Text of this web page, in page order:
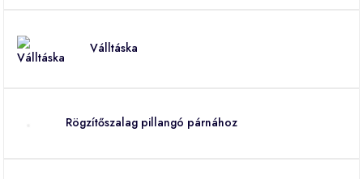
Válltáska
Rögzítőszalag pillangó párnához